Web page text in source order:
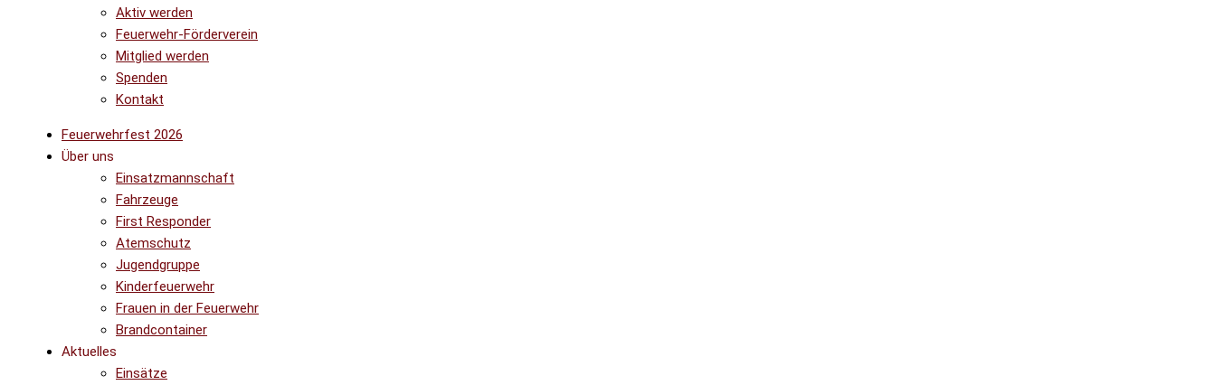
Aktiv werden
Feuerwehr-Förderverein
Mitglied werden
Spenden
Kontakt
Feuerwehrfest 2026
Über uns
Einsatzmannschaft
Fahrzeuge
First Responder
Atemschutz
Jugendgruppe
Kinderfeuerwehr
Frauen in der Feuerwehr
Brandcontainer
Aktuelles
Einsätze